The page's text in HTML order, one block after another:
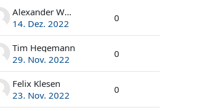
Alexander Wolff
14. Dez. 2022
0
Tim Hegemann
29. Nov. 2022
0
Felix Klesen
23. Nov. 2022
0